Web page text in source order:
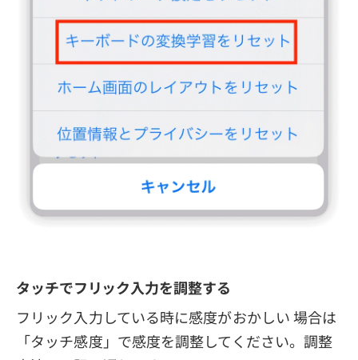
タッチでフリック入力を調整する
フリック入力している時に感度がおかしい 場合は
「タッチ感度」で感度を調整してください。調整